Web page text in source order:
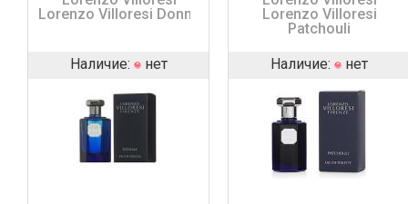
Lorenzo Villoresi Donna
Наличие: нет
Lorenzo Villoresi
Patchouli
Наличие: нет